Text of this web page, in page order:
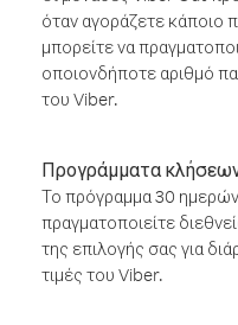
όταν αγοράζετε κάποιο
μπορείτε να
οποιονδήποτε αριθμό
του Viber.
Προγράμματα
Το πρόγραμμα 30 ημερών
πραγματοποιείτε
της επιλογής σας για
τιμές του Viber.